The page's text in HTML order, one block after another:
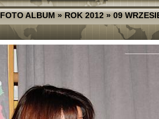
FOTO ALBUM»ROK 2012»09